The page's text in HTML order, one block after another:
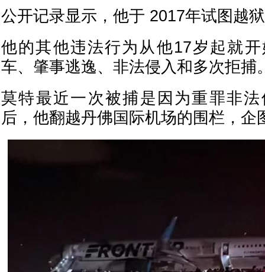
公开记录显示，他于 2017年试图越
他的其他违法行为从他17岁起就
车、肇事逃逸、非法侵入和多次拒捕
莫特最近一次被捕是因为重罪非
后，他翻越丹佛国际机场的围栏，企